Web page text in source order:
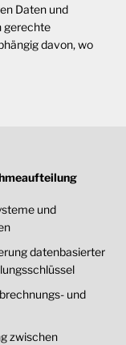
Daten und
gerechte
davon, wo
und
datenbasierter
und
zwischen